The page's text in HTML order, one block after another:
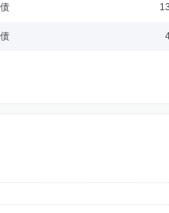
历：博士
任中华联合保险集团股份有限公司常
委书记、总经理，太平保险有限公司
保险股份有限公司总经理、董事长、